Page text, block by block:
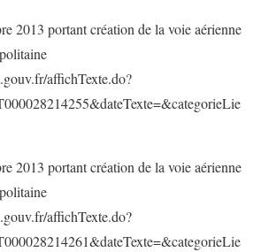
2013 portant création de la voie aérienne
affichTexte.do?
2013 portant création de la voie aérienne
affichTexte.do?